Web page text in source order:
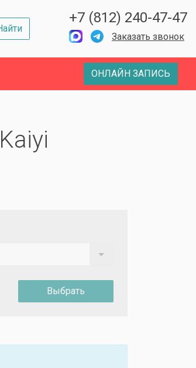
+7 (812) 240-47-47
Заказать звонок
ОНЛАЙН ЗАПИСЬ
Выбрать